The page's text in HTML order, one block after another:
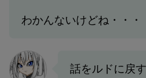
わかんないけどね・・・
話をルドに戻